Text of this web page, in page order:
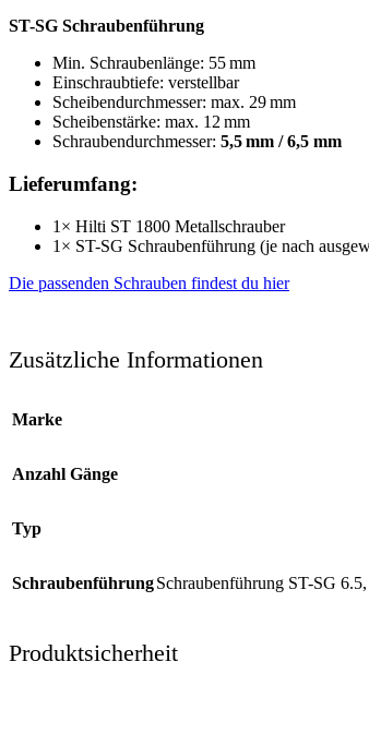
ST-SG Schraubenführung
Min. Schraubenlänge: 55 mm
Einschraubtiefe: verstellbar
Scheibendurchmesser: max. 29 mm
Scheibenstärke: max. 12 mm
Schraubendurchmesser: 5,5 mm / 6,5 mm
Lieferumfang:
1× Hilti ST 1800 Metallschrauber
1× ST-SG Schraubenführung (je nach
Die passenden Schrauben findest du hier
Zusätzliche Informationen
Marke
Anzahl Gänge
Typ
SchraubenführungSchraubenführung ST-SG 6.5,
Produktsicherheit